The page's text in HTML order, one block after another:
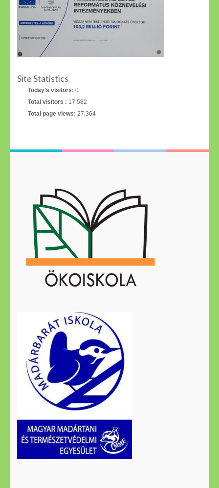
Site Statistics
Today's visitors: 0
Total visitors : 17,582
Total page views: 27,364